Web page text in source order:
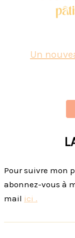
Un
Pour suivre mon
abonnez-vous à
mail ici .